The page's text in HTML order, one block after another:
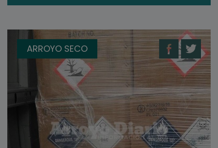
ARROYO SECO